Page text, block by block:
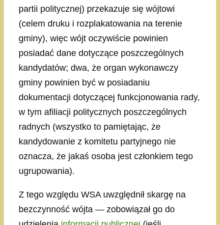
partii politycznej) przekazuje się wójtowi
(celem druku i rozplakatowania na terenie
gminy), więc wójt oczywiście powinien
posiadać dane dotyczące poszczególnych
kandydatów; dwa, że organ wykonawczy
gminy powinien być w posiadaniu
dokumentacji dotyczącej funkcjonowania rady,
w tym afiliacji politycznych poszczególnych
radnych (wszystko to pamiętając, że
kandydowanie z komitetu partyjnego nie
oznacza, że jakaś osoba jest członkiem tego
ugrupowania).
Z tego względu WSA uwzględnił skargę na
bezczynność wójta — zobowiązał go do